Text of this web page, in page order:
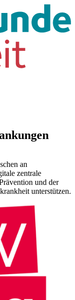
an
zentrale
und der
unterstützen.